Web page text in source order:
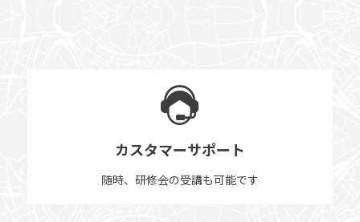
カスタマーサポート
随時、研修会の受講も可能です